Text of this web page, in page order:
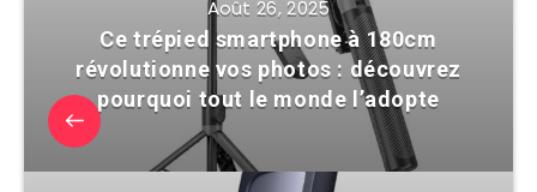
Août 26, 2025
Ce trépied smartphone à 180cm
révolutionne vos photos : découvrez
pourquoi tout le monde l’adopte